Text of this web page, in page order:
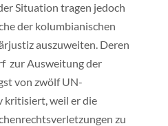
Situation tragen jedoch
der kolumbianischen
auszuweiten. Deren
zur Ausweitung der
von zwölf UN-
kritisiert, weil er die
zu